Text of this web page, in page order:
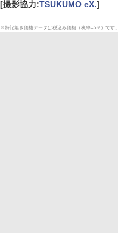
[撮影協力:TSUKUMO eX.]
※特記無き価格データは税込み価格（税率=5％）です。